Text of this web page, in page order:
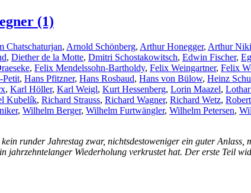
(1)
Chatschaturjan, Arnold Schönberg, Arthur Honegger, Arthur
, Diether de la Motte, Dmitri Schostakowitsch, Edwin Fischer,
, Felix Mendelssohn-Bartholdy, Felix Weingartner, Felix
Petit, Hans Pfitzner, Hans Rosbaud, Hans von Bülow, Heinz
, Karl Höller, Karl Weigl, Kurt Hessenberg, Lorin Maazel,
Kubelík, Richard Strauss, Richard Wagner, Richard Wetz,
, Wilhelm Berger, Wilhelm Furtwängler, Wilhelm Petersen,
runder Jahrestag zwar, nichtsdestoweniger ein guter
Wiederholung verkrustet hat. Der erste Teil